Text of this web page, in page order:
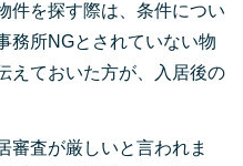
件を探す際は、条件につい
務所NGとされていない物
えておいた方が、入居後の
審査が厳しいと言われま